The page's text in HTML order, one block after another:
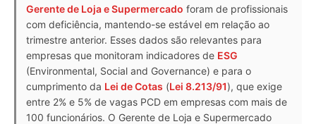
Gerente de Loja e Supermercado foram de profissionais
com deficiência, mantendo-se estável em relação ao
trimestre anterior. Esses dados são relevantes para
empresas que monitoram indicadores de ESG
(Environmental, Social and Governance) e para o
cumprimento da Lei de Cotas (Lei 8.213/91), que exige
entre 2% e 5% de vagas PCD em empresas com mais de
100 funcionários. O Gerente de Loja e Supermercado